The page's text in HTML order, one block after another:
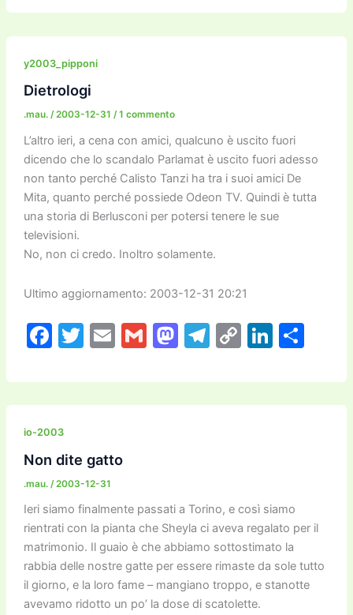
c
e
b
o
o
k
itt
er
ai
l
ai
l
st
o
e
gr
p
y
k
e
n
di
y2003_pipponi
Dietrologi
.mau. /2003-12-31 /1 commento
L’altro ieri, a cena con amici, qualcuno è uscito fuori
dicendo che lo scandalo Parlamat è uscito fuori adesso
non tanto perché Calisto Tanzi ha tra i suoi amici De
Mita, quanto perché possiede Odeon TV. Quindi è tutta
una storia di Berlusconi per potersi tenere le sue
televisioni.
No, non ci credo. Inoltro solamente.
Ultimo aggiornamento: 2003-12-31 20:21
F
c
e
b
o
o
k
T
itt
er
E
ai
l
G
ai
l
M
st
o
T
e
gr
C
p
y
Li
k
e
C
n
di
io-2003
Non dite gatto
.mau. /2003-12-31
Ieri siamo finalmente passati a Torino, e così siamo
rientrati con la pianta che Sheyla ci aveva regalato per il
matrimonio. Il guaio è che abbiamo sottostimato la
rabbia delle nostre gatte per essere rimaste da sole tutto
il giorno, e la loro fame – mangiano troppo, e stanotte
avevamo ridotto un po’ la dose di scatolette.